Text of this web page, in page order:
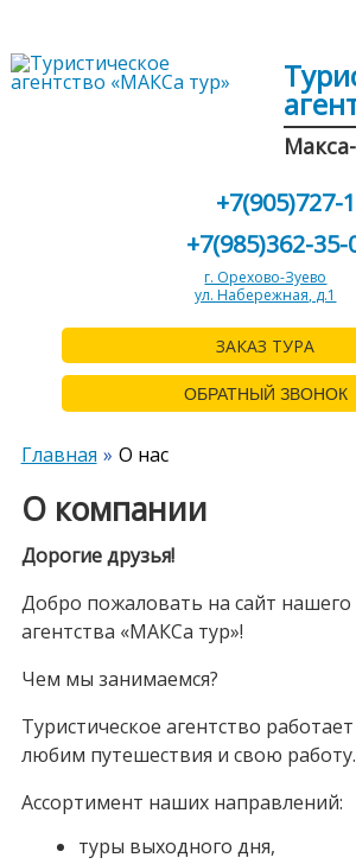
ЗАКАЗ ТУРА
ОБРАТНЫЙ ЗВОНОК
+7(905)727-
+7(985)362-35-
г. Орехово-Зуево
ул. Набережная, д.1
Главная О нас
О компании
Дорогие друзья!
Добро пожаловать на сайт нашего
агентства «МАКСа тур»!
Чем мы занимаемся?
Туристическое агентство
любим путешествия и свою работу.
Ассортимент наших направлений:
туры выходного дня,